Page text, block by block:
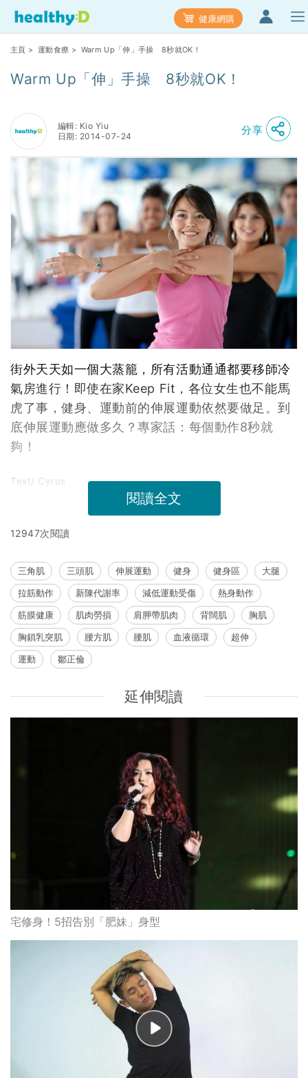
健康網購
主頁 > 運動食療 > Warm Up「伸」手操 8秒就OK！
Warm Up「伸」手操 8秒就OK！
編輯: Kio Yiu
日期: 2014-07-24
分享
街外天天如一個大蒸籠，所有活動通通都要移師冷
氣房進行！即使在家Keep Fit，各位女生也不能馬
虎了事，健身、運動前的伸展運動依然要做足。到
底伸展運動應做多久？專家話：每個動作8秒就
夠！
Text/ Cyrus
閱讀全文
12947次閱讀
三角肌 三頭肌 伸展運動 健身 健身區
大腿
拉筋動作
新陳代謝率 減低運動受傷
熱身動作
筋膜健康
肌肉勞損 肩胛帶肌肉 背闊肌
胸肌
胸鎖乳突肌
腰方肌 腰肌 血液循環
超伸
運動
鄒正倫
延伸閱讀
宅修身！5招告別「肥妹」身型